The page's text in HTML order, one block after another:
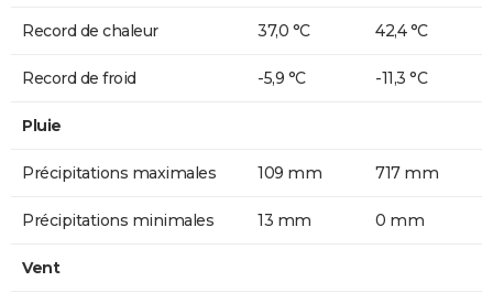
Record de chaleur 37,0 °C 42,4 °C
Record de froid -5,9 °C -11,3 °C
Pluie
Précipitations maximales 109 mm 717 mm
Précipitations minimales 13 mm 0 mm
Vent